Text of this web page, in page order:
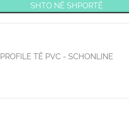
SHTO NË SHPORTË
PROFILE TË PVC - SCHONLINE